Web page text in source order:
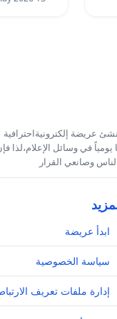
عريضة إلكترونيةاحترافية
في وسائل الإعلام،لذا
وصانعي القرار
ابدأ عريضة
سياسة الخصوصية
إدارة ملفات تعريف